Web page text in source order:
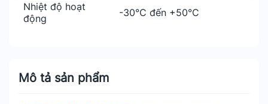
Mô tả sản phẩm
Nhiệt độ hoạt
động
-30°C đến +50°C